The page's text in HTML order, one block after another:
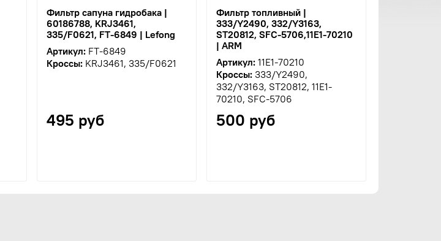
Фильтр сапуна гидробака |
60186788, KRJ3461,
335/F0621, FT-6849 | Lefong
Артикул: FT-6849
Кроссы: KRJ3461, 335/F0621
495 руб
Фильтр топливный |
333/Y2490, 332/Y3163,
ST20812, SFC-5706,11E1-70210
| ARM
Артикул:11E1-70210
Кроссы:333/Y2490,
332/Y3163, ST20812, 11E1-
70210, SFC-5706
500 руб